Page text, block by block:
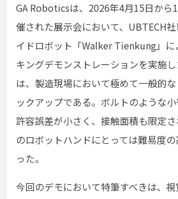
GA Roboticsは、2026年4月15日から
催された展示会において、UBTECH
イドロボット「Walker Tienkung」に
キングデモンストレーションを実施
は、製造現場において極めて一般的
ックアップである。ボルトのような
許容誤差が小さく、接触面積も限定
のロボットハンドにとっては難易度
った。
今回のデモにおいて特筆すべきは、